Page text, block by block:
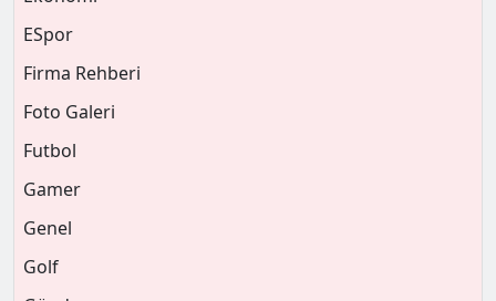
ESpor
Firma Rehberi
Foto Galeri
Futbol
Gamer
Genel
Golf